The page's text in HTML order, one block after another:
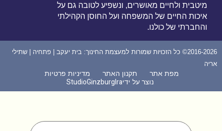
מיטבית ולחיים מאושרים, ונשפיע לטובה גם על
איכות החיים של המשפחה ועל החוסן הקהילתי
והחברתי של כולנו.
2016-2026© כל הזכויות שמורות למעצמת החינוך: בית יעקב | פתחיה | שתילי
אריה
מפת אתר תקנון האתר
מדיניות פרטיות
נוצר על ידיIra
Ginzburg
Studio